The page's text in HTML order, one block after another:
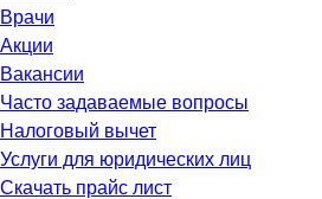
Врачи
Акции
Вакансии
Часто задаваемые вопросы
Налоговый вычет
Услуги для юридических лиц
Скачать прайс лист